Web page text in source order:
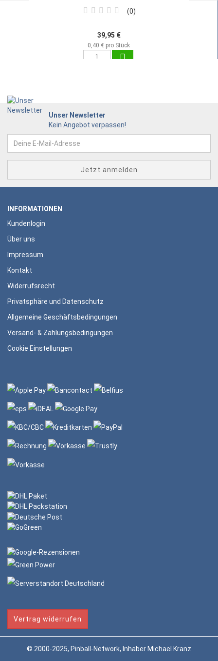
0
39,95 €
0,40 € pro Stück
Unser Newsletter
Kein Angebot verpassen!
INFORMATIONEN
Kundenlogin
Über uns
Impressum
Kontakt
Widerrufsrecht
Privatsphäre und Datenschutz
Allgemeine Geschäftsbedingungen
Versand- & Zahlungsbedingungen
Cookie Einstellungen
Vertrag widerrufen
© 2000-2025, Pinball-Network, Inhaber Michael Kranz